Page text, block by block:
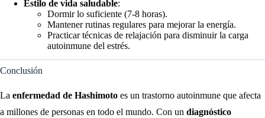
Estilo de vida saludable:
Dormir lo suficiente (7-8 horas).
Mantener rutinas regulares para mejorar la energía.
Practicar técnicas de relajación para disminuir la carga
autoinmune del estrés.
Conclusión
La enfermedad de Hashimoto es un trastorno autoinmune que afecta
a millones de personas en todo el mundo. Con un diagnóstico